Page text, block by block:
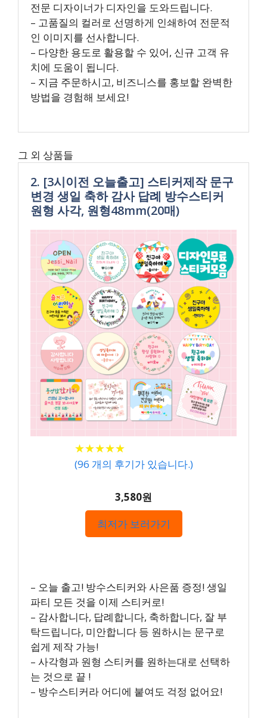
전문 디자이너가 디자인을 도와드립니다.
– 고품질의 컬러로 선명하게 인쇄하여 전문적
인 이미지를 선사합니다.
– 다양한 용도로 활용할 수 있어, 신규 고객 유
치에 도움이 됩니다.
– 지금 주문하시고, 비즈니스를 홍보할 완벽한
방법을 경험해 보세요!
그 외 상품들
2. [3시이전 오늘출고] 스티커제작 문구
변경 생일 축하 감사 답례 방수스티커
원형 사각, 원형48mm(20매)
★★★★★
★★★★★
(96 개의 후기가 있습니다.)
3,580원
최저가 보러가기
– 오늘 출고! 방수스티커와 사은품 증정! 생일
파티 모든 것을 이제 스티커로!
– 감사합니다, 답례합니다, 축하합니다, 잘 부
탁드립니다, 미안합니다 등 원하시는 문구로
쉽게 제작 가능!
– 사각형과 원형 스티커를 원하는대로 선택하
는 것으로 끝 !
– 방수스티커라 어디에 붙여도 걱정 없어요!